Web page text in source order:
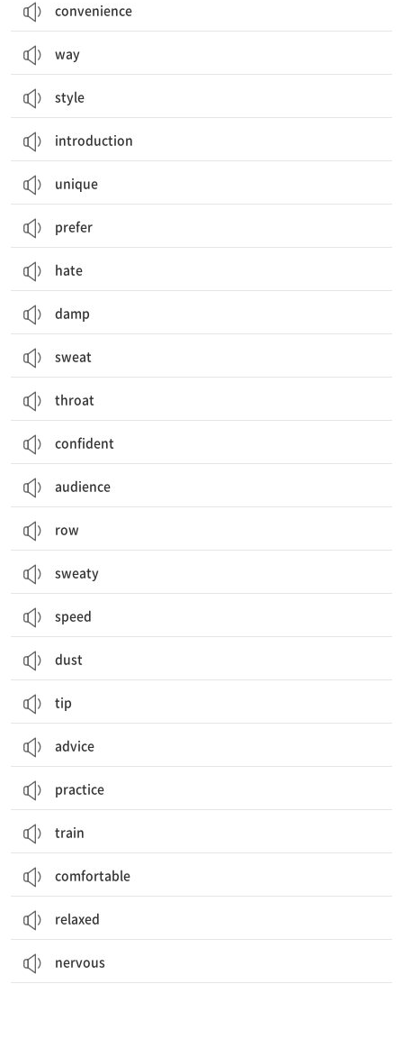
convenience
way
style
introduction
unique
prefer
hate
damp
sweat
throat
confident
audience
row
sweaty
speed
dust
tip
advice
practice
train
comfortable
relaxed
nervous